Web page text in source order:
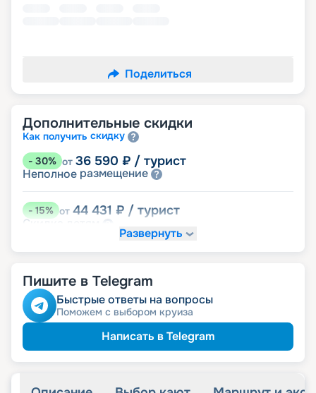
Поделиться
Дополнительные скидки
Как получить скидку
- 30% от 36 590 ₽ / турист
Неполное размещение
-15% от 44 431 ₽ / турист
Скидка
Скидка
пенсионерам
Скидка сотрудникам силовых
Скидкаветеранам
Скидка многодетнымсемьям
Развернуть
Пишите в Telegram
Быстрые ответы на вопросы
Поможем с выбором круиза
Написать в Telegram